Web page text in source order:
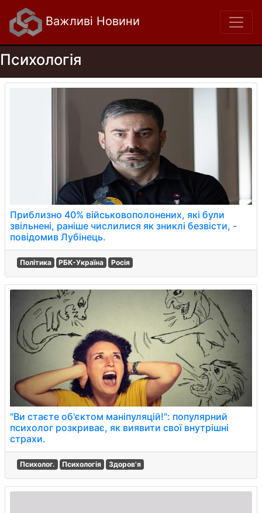
Важливі Новини
Психологія
Приблизно 40% військовополонених, які були
звільнені, раніше числилися як зниклі безвісти, -
повідомив Лубінець.
Політика РБК-Україна Росія
"Ви стаєте об'єктом маніпуляцій!": популярний
психолог розкриває, як виявити свої внутрішні
страхи.
Психолог. Психологія Здоров'я